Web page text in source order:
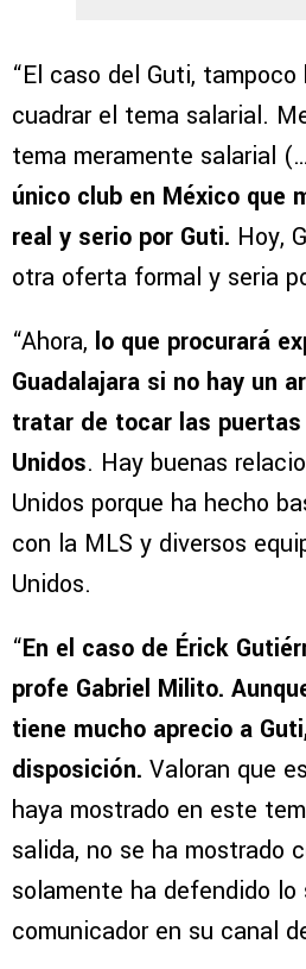
“El caso del Guti, tampoco
cuadrar el tema salarial.
tema meramente salarial
único club en México que
real y serio por Guti. Hoy,
otra oferta formal y seria
“Ahora, lo que procurará
Guadalajara si no hay un
tratar de tocar las
Unidos. Hay buenas
Unidos porque ha hecho
con la MLS y diversos
Unidos.
“En el caso de Érick
profe Gabriel Milito.
tiene mucho aprecio a
disposición. Valoran que
haya mostrado en este
salida, no se ha mostrado
solamente ha defendido lo
comunicador en su canal